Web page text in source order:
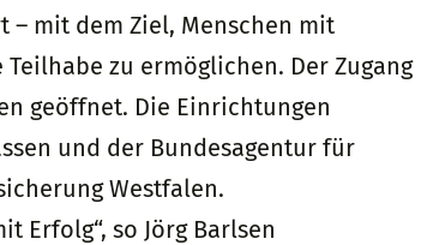
mit dem Ziel, Menschen mit
zu ermöglichen. Der Zugang
geöffnet. Die Einrichtungen
und der Bundesagentur für
Westfalen.
Erfolg“, so Jörg Barlsen